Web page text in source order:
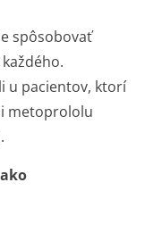
spôsobovať
u pacientov, ktorí
metoprololu